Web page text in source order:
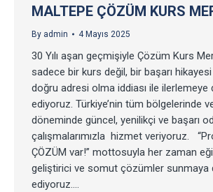
MALTEPE ÇÖZÜM KURS
By admin 4 Mayıs 2025
30 Yılı aşan geçmişiyle Çözüm Kurs
sadece bir kurs değil, bir başarı
doğru adresi olma iddiası ile ilerlemeye
ediyoruz. Türkiye’nin tüm bölgelerinde
döneminde güncel, yenilikçi ve başarı
çalışmalarımızla hizmet veriyoruz.
ÇÖZÜM var!” mottosuyla her zaman
geliştirici ve somut çözümler sunmaya
ediyoruz.…